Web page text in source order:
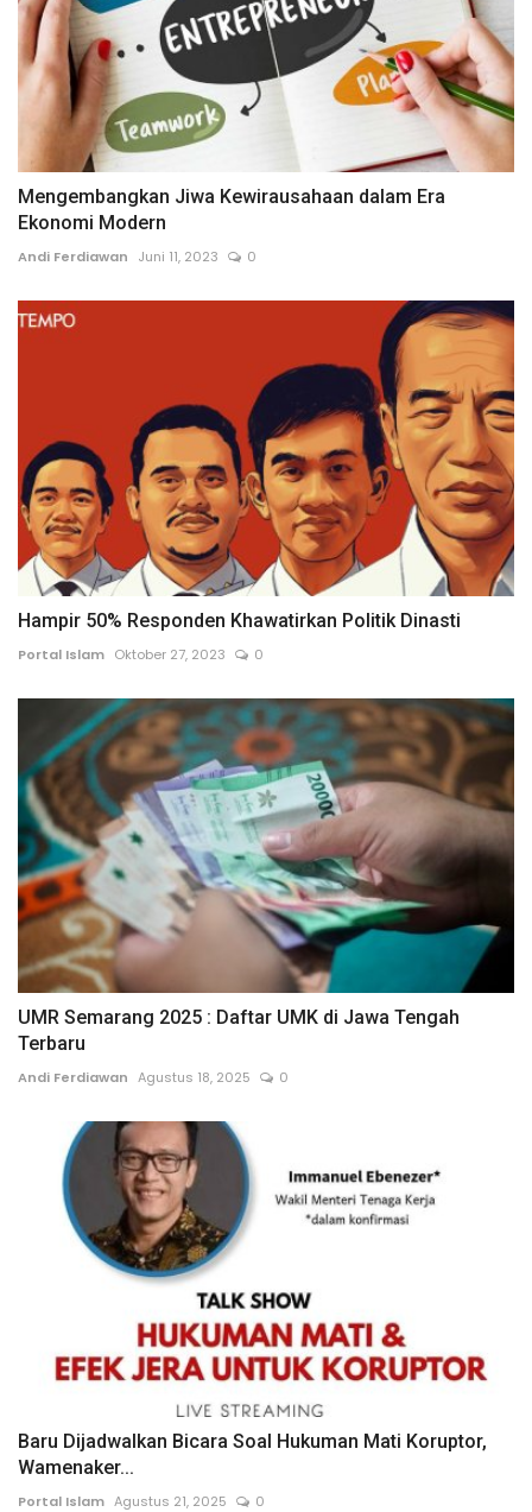
Mengembangkan Jiwa Kewirausahaan dalam Era
Ekonomi Modern
Andi Ferdiawan Juni 11, 2023 0
Hampir 50% Responden Khawatirkan Politik Dinasti
Portal Islam Oktober 27, 2023 0
UMR Semarang 2025 : Daftar UMK di Jawa Tengah
Terbaru
Andi Ferdiawan Agustus 18, 2025 0
Baru Dijadwalkan Bicara Soal Hukuman Mati Koruptor,
Wamenaker...
Portal Islam Agustus 21, 2025 0